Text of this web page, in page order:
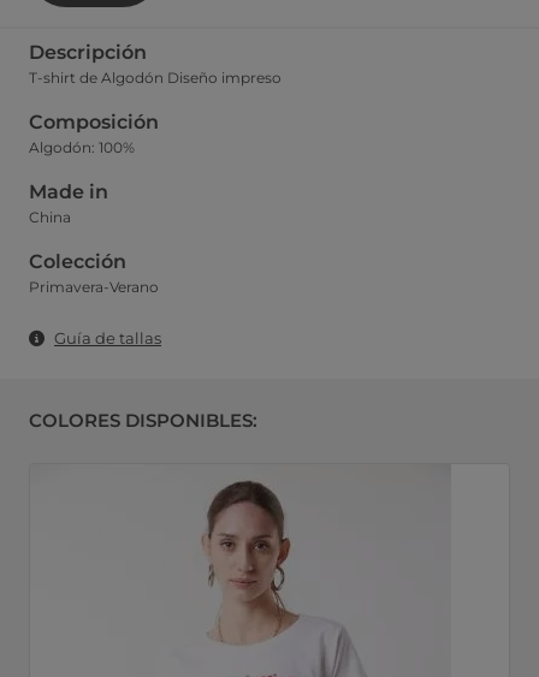
Descripción
T-shirt de Algodón Diseño impreso
Composición
Algodón: 100%
Made in
China
Colección
Primavera-Verano
Guía de tallas
COLORES DISPONIBLES: